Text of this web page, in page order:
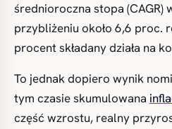
średnioroczna stopa (CAGR)
przybliżeniu około 6,6 proc.
procent składany działa na
To jednak dopiero wynik
tym czasie skumulowana
część wzrostu, realny